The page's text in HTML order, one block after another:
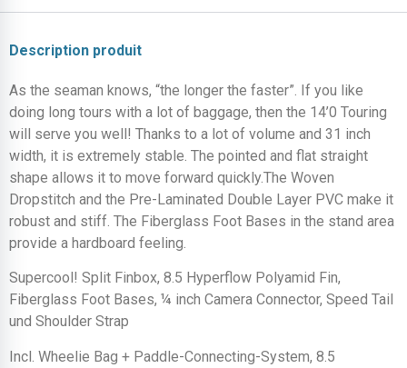
Description produit
As the seaman knows, “the longer the faster”. If you like
doing long tours with a lot of baggage, then the 14’0 Touring
will serve you well! Thanks to a lot of volume and 31 inch
width, it is extremely stable. The pointed and flat straight
shape allows it to move forward quickly.The Woven
Dropstitch and the Pre-Laminated Double Layer PVC make it
robust and stiff. The Fiberglass Foot Bases in the stand area
provide a hardboard feeling.
Supercool! Split Finbox, 8.5 Hyperflow Polyamid Fin,
Fiberglass Foot Bases, ¼ inch Camera Connector, Speed Tail
und Shoulder Strap
Incl. Wheelie Bag + Paddle-Connecting-System, 8.5